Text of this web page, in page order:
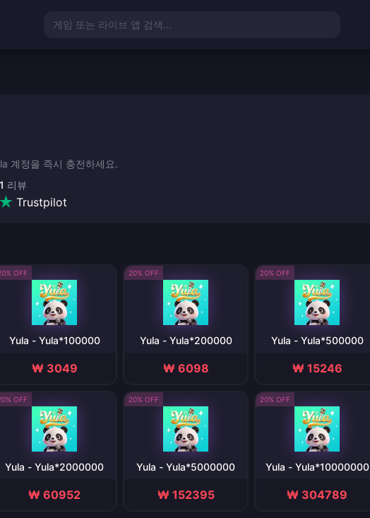
게임 또는 라이브 앱 검색...
계정을 즉시 충전하세요.
리뷰
Trustpilot
OFF
Yula - Yula*100000
₩ 3049
20% OFF
Yula - Yula*200000
₩ 6098
20% OFF
Yula - Yula*500000
₩ 15246
OFF
Yula - Yula*2000000
₩ 60952
20% OFF
Yula - Yula*5000000
₩ 152395
20% OFF
Yula - Yula*10000000
₩ 304789